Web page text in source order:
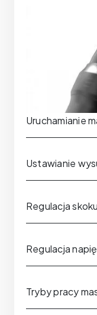
Uruchamianie
Ustawianie
Regulacja
Regulacja
Tryby pracy